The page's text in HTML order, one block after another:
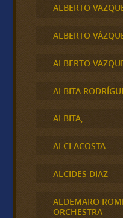
ALBERTO
ALBERTO
ALBERTO
ALBITA
ALBITA,
ALCI ACOSTA
ALCIDES DIAZ
ALDEMARO
ORCHESTRA